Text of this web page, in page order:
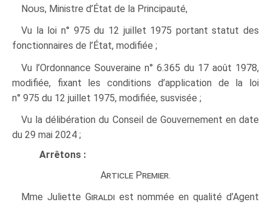
Nous, Ministre d’État de la Principauté,
Vu la loi n° 975 du 12 juillet 1975 portant statut des
fonctionnaires de l’État, modifiée ;
Vu l’Ordonnance Souveraine n° 6.365 du 17 août 1978,
modifiée, fixant les conditions d’application de la loi
n° 975 du 12 juillet 1975, modifiée, susvisée ;
Vu la délibération du Conseil de Gouvernement en date
du 29 mai 2024 ;
Arrêtons :
Article Premier.
Mme Juliette Giraldi est nommée en qualité d’Agent